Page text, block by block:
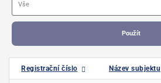
Vše
Použít
Registrační číslo Název subjektu